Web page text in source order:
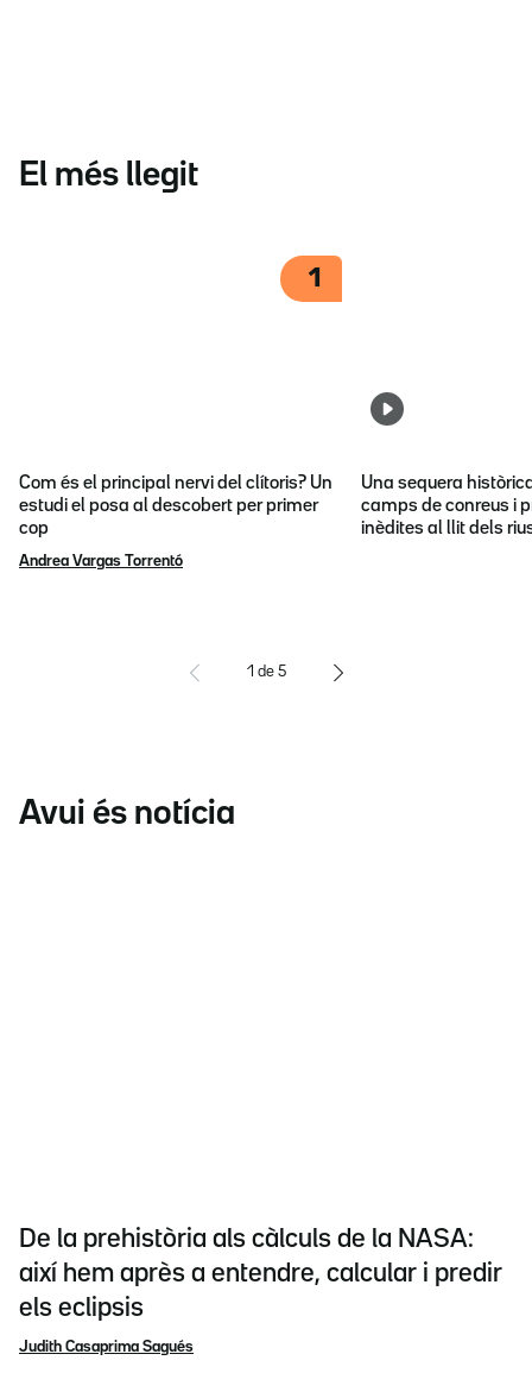
El més llegit
1
Com és el principal nervi del clítoris? Un
estudi el posa al descobert per primer
cop
Andrea Vargas Torrentó
Una sequera
camps de conreus i
inèdites al llit dels
1 de 5
Avui és notícia
De la prehistòria als càlculs de la NASA:
així hem après a entendre, calcular i predir
els eclipsis
Judith Casaprima Sagués